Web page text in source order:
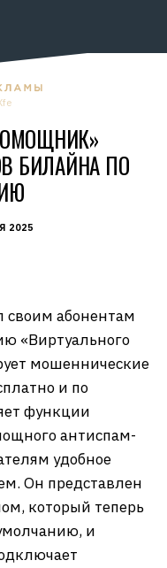
БИЛАЙНА ПО
2025
абонентам
«Виртуального
мошеннические
и по
функции
антиспам-
удобное
Он представлен
который теперь
и